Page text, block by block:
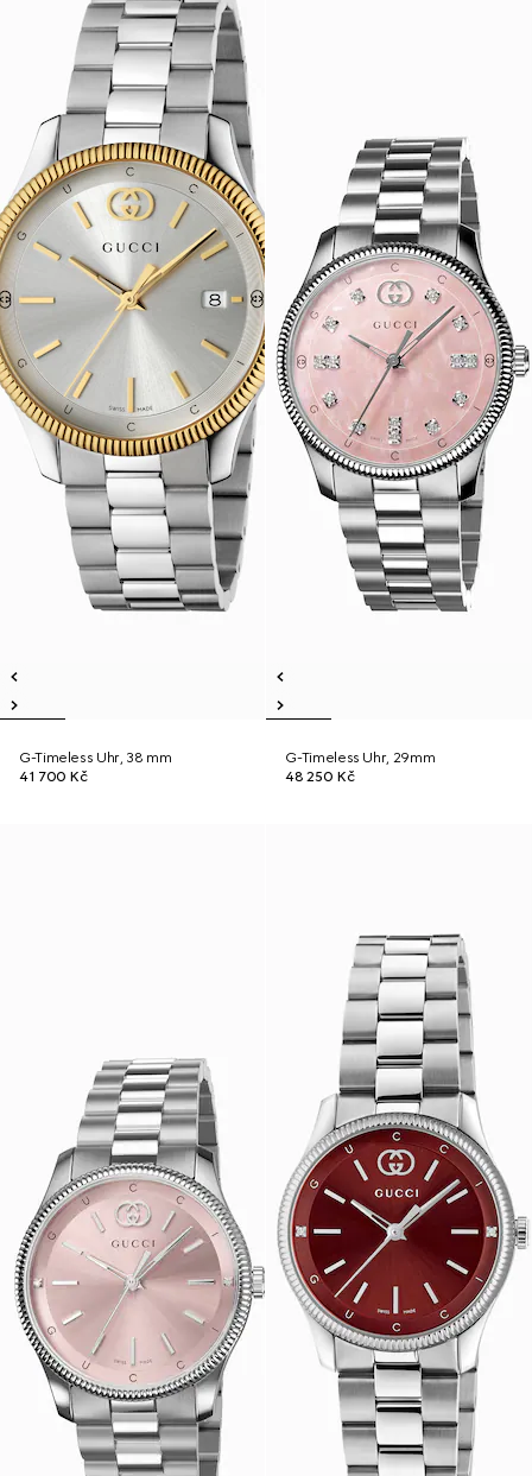
G-Timeless Uhr, 38 mm
41 700 Kč
G-Timeless Uhr, 29mm
48 250 Kč